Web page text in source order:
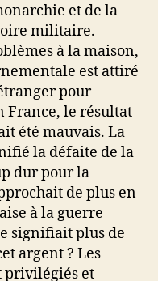
et de la
militaire.
à la maison,
est attiré
pour
France, le résultat
été mauvais. La
la défaite de la
dur pour la
de plus en
à la guerre
signifiait plus de
argent ? Les
privilégiés et